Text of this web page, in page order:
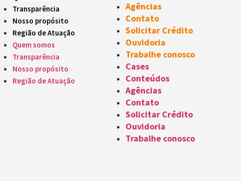
Transparência
Nosso propósito
Região de Atuação
Quem somos
Transparência
Nosso propósito
Região de Atuação
Agências
Contato
Solicitar Crédito
Ouvidoria
Trabalhe conosco
Cases
Conteúdos
Agências
Contato
Solicitar Crédito
Ouvidoria
Trabalhe conosco